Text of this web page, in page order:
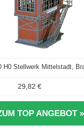
H0 Stellwerk Mittelstadt,
29,82 €
TOP ANGEBOT »